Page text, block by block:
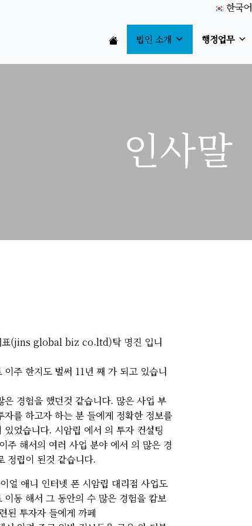
한국어
법인 소개 행정업무
인사말
표(jins global biz co.ltd)탁 명진 입니
주 한지도 벌써 11년 째 가 되고 있습니
경험을 했던것 같습니다. 많은 사업 부
를 하고자 하는 분 들에게 정확한 정보를
었습니다. 시암립 에서 의 투자 컨설팅
주 해서의 여러 사업 분야 에서 의 많은 경
정립이 된것 같습니다.
얼 애니 인터넷 폰 시암립 대리점 사업도
동 해서 그 동안의 수 많은 경험을 캄보
된 투자자 들에게 까페